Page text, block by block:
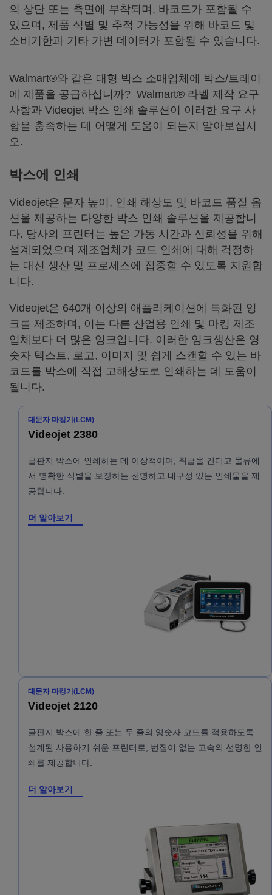
의 상단 또는 측면에 부착되며, 바코드가 포함될 수
있으며, 제품 식별 및 추적 가능성을 위해 바코드 및
소비기한과 기타 가변 데이터가 포함될 수 있습니다.
Walmart®와 같은 대형 박스 소매업체에 박스/트레이
에 제품을 공급하십니까? Walmart® 라벨 제작 요구
사항과 Videojet 박스 인쇄 솔루션이 이러한 요구 사
항을 충족하는 데 어떻게 도움이 되는지 알아보십시
오.
박스에 인쇄
Videojet은 문자 높이, 인쇄 해상도 및 바코드 품질 옵
션을 제공하는 다양한 박스 인쇄 솔루션을 제공합니
다. 당사의 프린터는 높은 가동 시간과 신뢰성을 위해
설계되었으며 제조업체가 코드 인쇄에 대해 걱정하
는 대신 생산 및 프로세스에 집중할 수 있도록 지원합
니다.
Videojet은 640개 이상의 애플리케이션에 특화된 잉
크를 제조하며, 이는 다른 산업용 인쇄 및 마킹 제조
업체보다 더 많은 잉크입니다. 이러한 잉크생산은 영
숫자 텍스트, 로고, 이미지 및 쉽게 스캔할 수 있는 바
코드를 박스에 직접 고해상도로 인쇄하는 데 도움이
됩니다.
대문자 마킹기(LCM)
Videojet 2380
골판지 박스에 인쇄하는 데 이상적이며, 취급을 견디고 물류에
서 명확한 식별을 보장하는 선명하고 내구성 있는 인쇄물을 제
공합니다.
더 알아보기
대문자 마킹기(LCM)
Videojet 2120
골판지 박스에 한 줄 또는 두 줄의 영숫자 코드를 적용하도록
설계된 사용하기 쉬운 프린터로, 번짐이 없는 고속의 선명한 인
쇄를 제공합니다.
더 알아보기